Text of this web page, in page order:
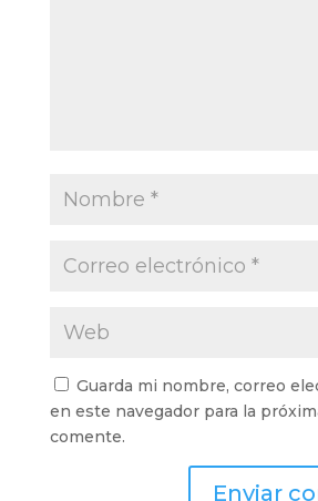
Guarda mi nombre, correo
en este navegador para la
comente.